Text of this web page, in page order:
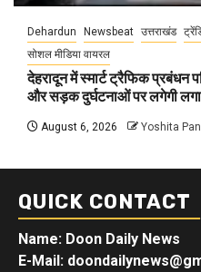
Dehardun Newsbeat उत्तराखंड
सोशल मीडिया वायरल
देहरादून में स्मार्ट ट्रैफिक प्रबंधन
और सड़क दुर्घटनाओं पर लगेगी
August 6, 2026 Yoshita
QUICK CONTACT
Name: Doon Daily News
E-Mail: